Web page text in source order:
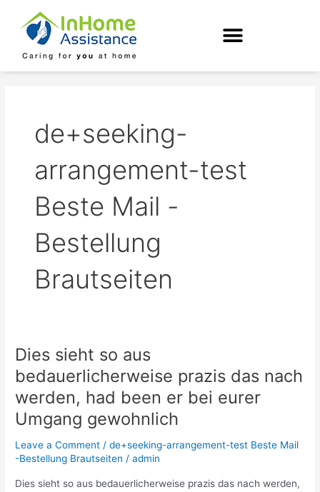
content
de+seeking-
arrangement-test
Beste Mail -
Bestellung
Brautseiten
Dies sieht so aus
bedauerlicherweise prazis das nach
werden, had been er bei eurer
Umgang gewohnlich
Leave a Comment /de+seeking-arrangement-test Beste Mail
-Bestellung Brautseiten /admin
Dies sieht so aus bedauerlicherweise prazis das nach werden,
Dies
sieht
so
aus
bedauerlicherweise
das
nach
werden,